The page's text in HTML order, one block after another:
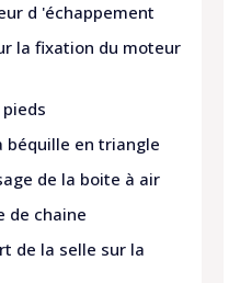
d 'échappement
la fixation du moteur
béquille en triangle
de la boite à air
de chaine
de la selle sur la